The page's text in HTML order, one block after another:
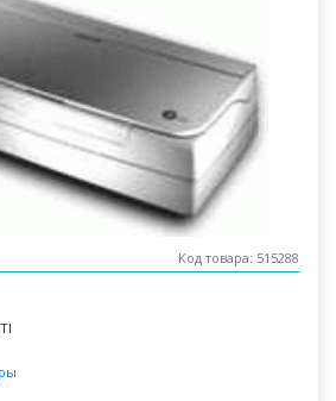
Код товара: 515288